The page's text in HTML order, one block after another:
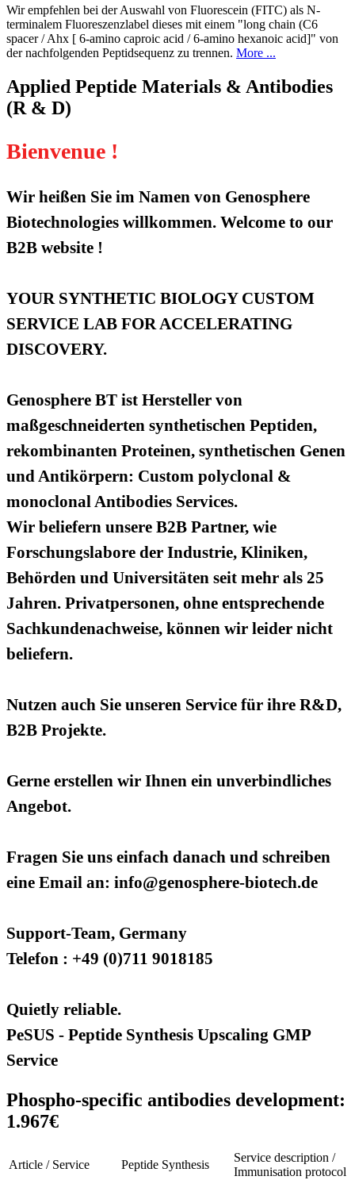
Wir empfehlen bei der Auswahl von Fluorescein (FITC) als N-
terminalem Fluoreszenzlabel dieses mit einem "long chain (C6
spacer / Ahx [ 6-amino caproic acid / 6-amino hexanoic acid]" von
der nachfolgenden Peptidsequenz zu trennen. More ...
Applied Peptide Materials & Antibodies
(R & D)
Bienvenue !
Wir heißen Sie im Namen von Genosphere
Biotechnologies willkommen. Welcome to our
B2B website !
YOUR SYNTHETIC BIOLOGY CUSTOM
SERVICE LAB FOR ACCELERATING
DISCOVERY.
Genosphere BT ist Hersteller von
maßgeschneiderten synthetischen Peptiden,
rekombinanten Proteinen, synthetischen Genen
und Antikörpern: Custom polyclonal &
monoclonal Antibodies Services.
Wir beliefern unsere B2B Partner, wie
Forschungslabore der Industrie, Kliniken,
Behörden und Universitäten seit mehr als 25
Jahren. Privatpersonen, ohne entsprechende
Sachkundenachweise, können wir leider nicht
beliefern.
Nutzen auch Sie unseren Service für ihre R&D,
B2B Projekte.
Gerne erstellen wir Ihnen ein unverbindliches
Angebot.
Fragen Sie uns einfach danach und schreiben
eine Email an: info@genosphere-biotech.de
Support-Team, Germany
Telefon : +49 (0)711 9018185
Quietly reliable.
PeSUS - Peptide Synthesis Upscaling GMP
Service
Phospho-specific antibodies development:
1.967€
Article / Service Peptide Synthesis
Service description /
Immunisation protocol